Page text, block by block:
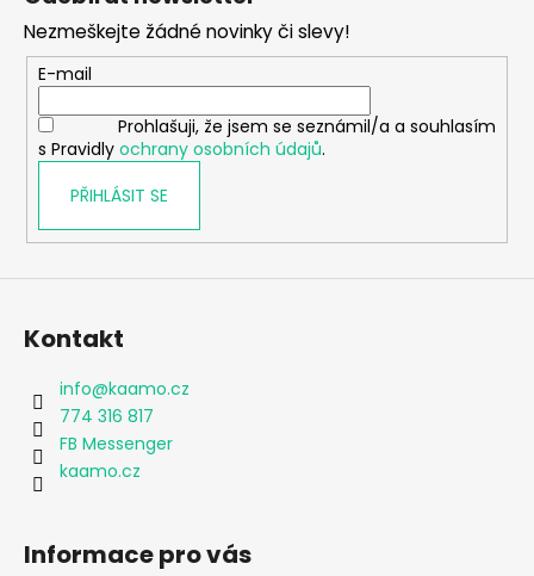
Nezmeškejte žádné novinky či slevy!
E-mail
Prohlašuji, že jsem se seznámil/a a souhlasím
s Pravidly ochrany osobních údajů.
PŘIHLÁSIT SE
Kontakt
info@kaamo.cz
774 316 817
FB Messenger
kaamo.cz
Informace pro vás